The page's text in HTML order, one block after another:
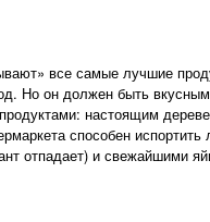
все самые лучшие
Но он должен быть
настоящим
способен
отпадает) и свежайшими